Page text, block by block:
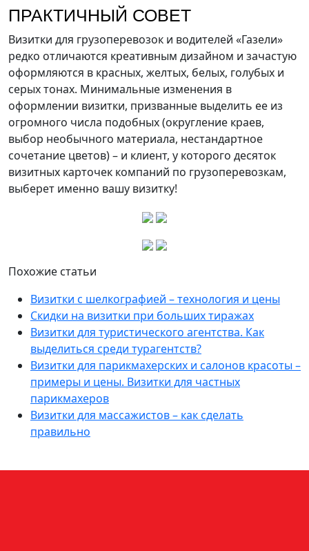
ПРАКТИЧНЫЙ СОВЕТ
Визитки для грузоперевозок и водителей «Газели»
редко отличаются креативным дизайном и зачастую
оформляются в красных, желтых, белых, голубых и
серых тонах. Минимальные изменения в
оформлении визитки, призванные выделить ее из
огромного числа подобных (округление краев,
выбор необычного материала, нестандартное
сочетание цветов) – и клиент, у которого десяток
визитных карточек компаний по грузоперевозкам,
выберет именно вашу визитку!
Похожие статьи
Визитки с шелкографией – технология и цены
Скидки на визитки при больших тиражах
Визитки для туристического агентства. Как
выделиться среди турагентств?
Визитки для парикмахерских и салонов красоты –
примеры и цены. Визитки для частных
парикмахеров
Визитки для массажистов – как сделать
правильно